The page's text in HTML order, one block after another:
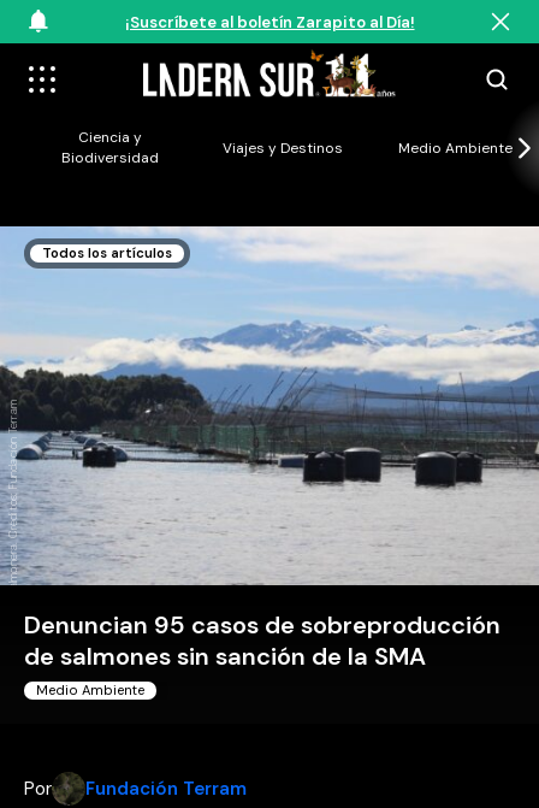
¡Suscríbete al boletín Zarapito al Día!
Ciencia y
Biodiversidad
Viajes y Destinos Medio Ambiente
Salmonera. Créditos: Fundación Terram
Todos los artículos
Denuncian 95 casos de sobreproducción
de salmones sin sanción de la SMA
Medio Ambiente
Por Fundación Terram